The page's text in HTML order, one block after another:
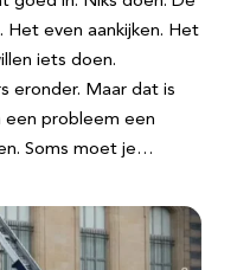
Het even aankijken. Het
iets doen.
eronder. Maar dat is
probleem een
Soms moet je…